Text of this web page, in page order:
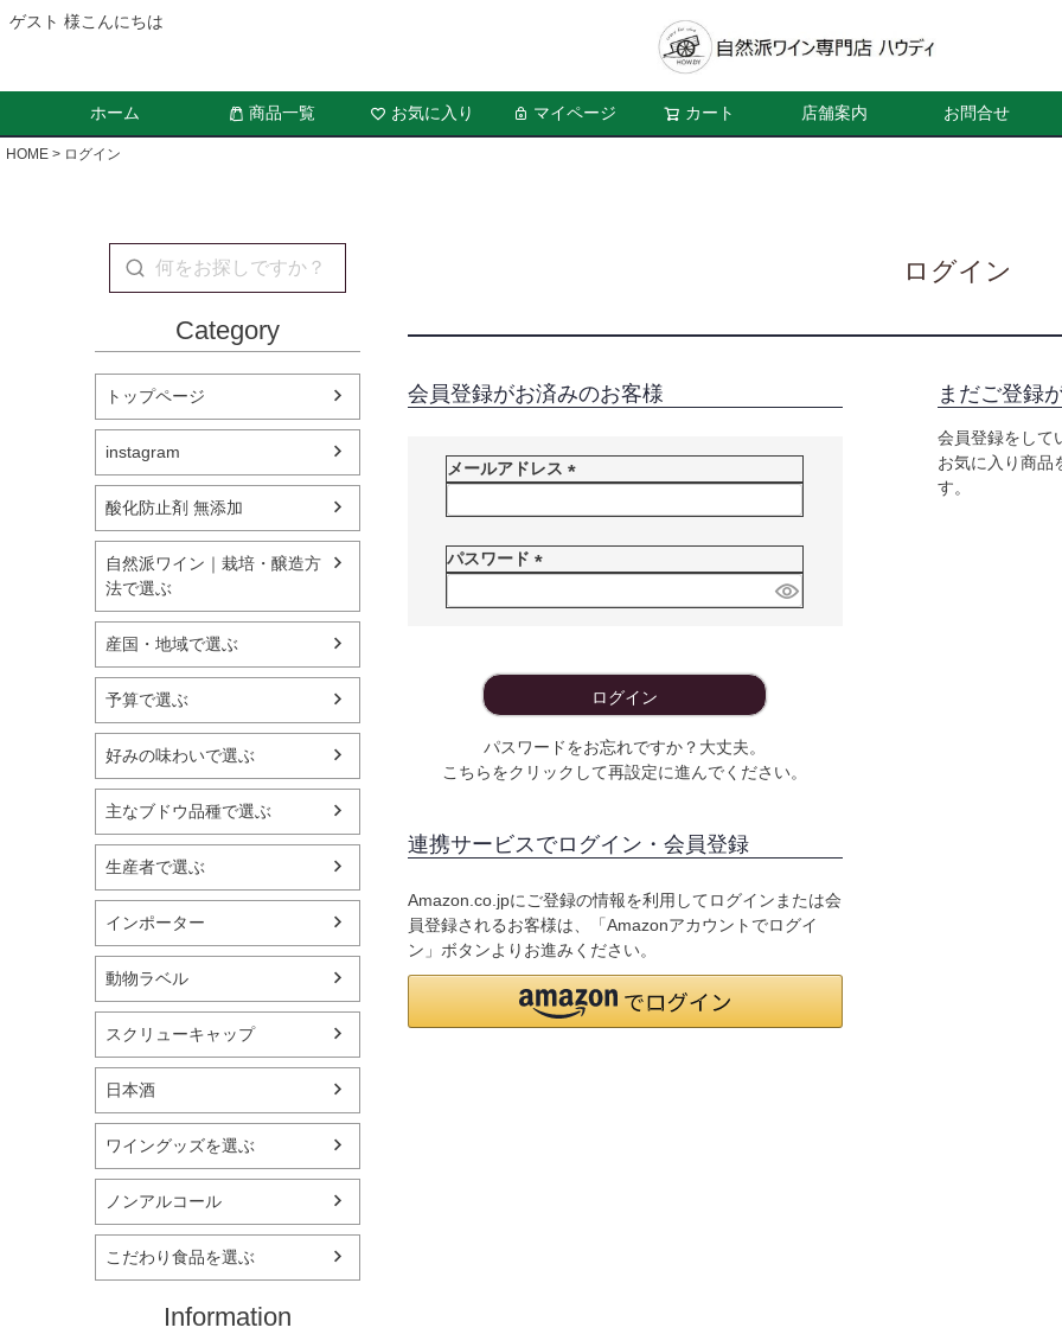
ゲスト 様こんにちは
ホーム 商品一覧 お気に入り マイページ カート 店舗案内 お問合せ
HOME ログイン
Category
トップページ
instagram
酸化防止剤 無添加
自然派ワイン｜栽培・醸造方
法で選ぶ
産国・地域で選ぶ
予算で選ぶ
好みの味わいで選ぶ
主なブドウ品種で選ぶ
生産者で選ぶ
インポーター
動物ラベル
スクリューキャップ
日本酒
ワイングッズを選ぶ
ノンアルコール
こだわり食品を選ぶ
Information
ログイン
会員登録がお済みのお客様
メールアドレス
須
)
パスワード
必
ログイン
パスワードをお忘れですか？大丈夫。
こちらをクリックして再設定に進んでください。
連携サービスでログイン・会員登録
Amazon.co.jpにご登録の情報を利用してログインまたは会
員登録されるお客様は、「Amazonアカウントでログイ
ン」ボタンよりお進みください。
まだご登録
会員登録をして
お気に入り商品
す。